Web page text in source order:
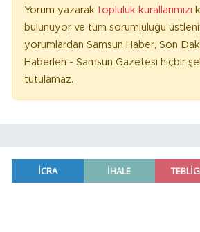
Yorum yazarak topluluk kurallarımızı
bulunuyor ve tüm sorumluluğu
yorumlardan Samsun Haber, Son
Haberleri - Samsun Gazetesi hiçbir
tutulamaz.